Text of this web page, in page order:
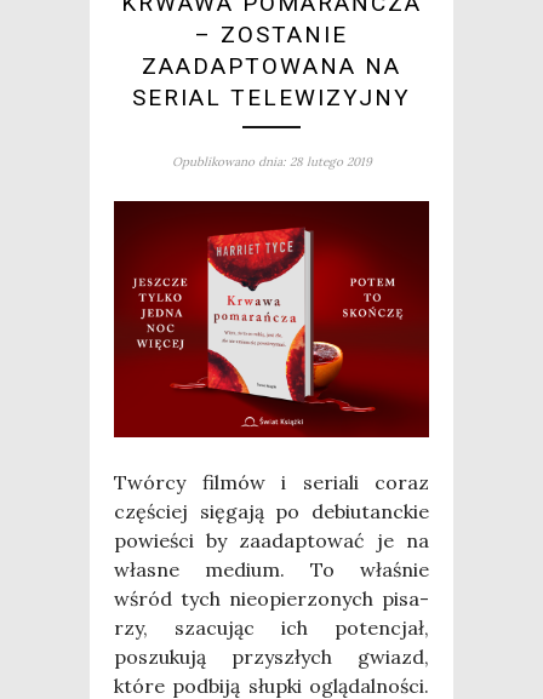
– ZOSTANIE
ZAADAPTOWANA NA
SERIAL TELEWIZYJNY
Opublikowano dnia: 28 lutego 2019
Twór­cy fil­mów i seria­li coraz
czę­ściej się­ga­ją po debiu­tanc­kie
powie­ści by zaadap­to­wać je na
wła­sne medium. To wła­śnie
wśród tych nie­opie­rzo­nych pisa­
rzy, sza­cu­jąc ich poten­cjał,
poszu­ku­ją przy­szłych gwiazd,
któ­re pod­bi­ją słup­ki oglą­dal­no­ści.